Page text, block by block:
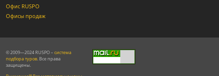
Офис RUSPO
Офисы продаж
© 2009—2024 RUSPO – система
подбора туров. Все права
защищены.